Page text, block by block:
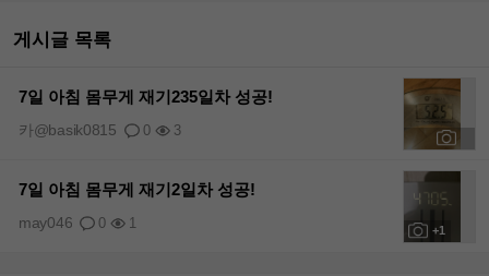
게시글 목록
7일 아침 몸무게 재기235일차 성공!
0 3
카@basik0815
+1
7일 아침 몸무게 재기2일차 성공!
0 1
may046